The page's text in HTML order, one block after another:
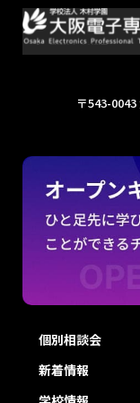
〒543-
個別相談会
新着情報